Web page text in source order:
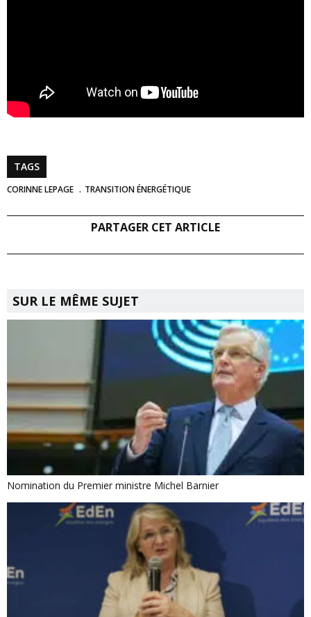
TAGS
CORINNE LEPAGE TRANSITION ÉNERGÉTIQUE
PARTAGER CET ARTICLE
SUR LE MÊME SUJET
Nomination du Premier ministre Michel Barnier